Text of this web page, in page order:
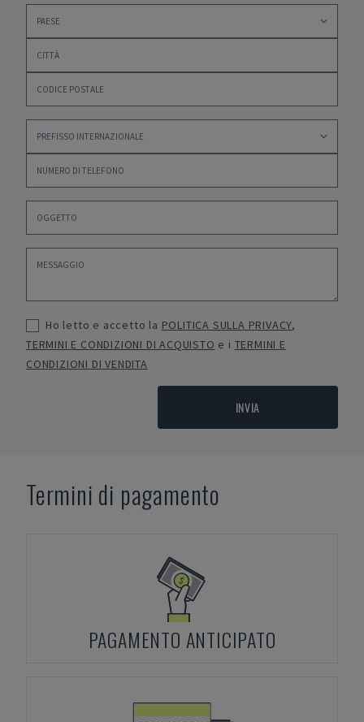
Ho letto e accetto la POLITICA SULLA PRIVACY,
TERMINI E CONDIZIONI DI ACQUISTO e i TERMINI E
CONDIZIONI DI VENDITA
INVIA
Termini di pagamento
PAGAMENTO ANTICIPATO